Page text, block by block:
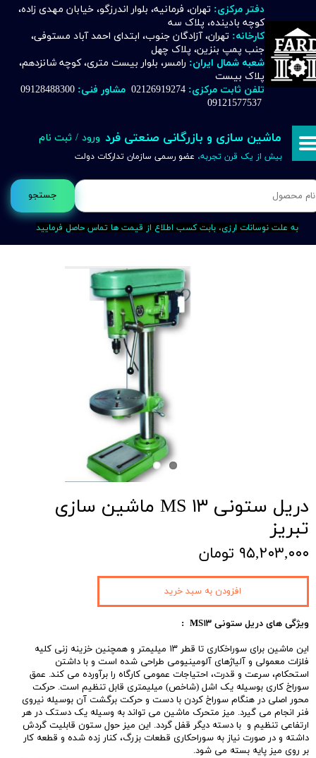
جستجو
دفتر مرکزی: تهران، فرمانیه، بلوار اندرزگو، خیابان مهدی زاده،
کوچه بادینده، پلاک سه
کارخانه: تهران، آزادگان جنوب، ابتدای احمد آباد مستوفی،
جنب پمپ بنزین، پلاک چهل
شعبه شمال ایران: رامسر، بلوار بیست متری، کوچه شانزدهم،
پلاک بیست
تلفن ثابت مرکزی: 02126919274 مشاور فنی:
09121577537
ماشین سازی و بازرگانی صنعتی فرد
بیش از یک قرن تجربه، عضو رسمی سازمان تدارکات دولت
ورود / ثبت نام
حساب کاربری من
تغییر گذر واژه
خروج از حساب کاربری
به علت نوسانات ارزی، بابت کسب اطلاع از قیمت ها تماس حاصل فرمایید
دریل ستونی MS ۱۳ ماشین سازی
تبریز
۹۵,۲۰۳,۰۰۰ تومان
ویژگی های دریل ستونی MS۱۳ :
این ماشین برای سوراخکاری تا قطر ۱۳ میلیمتر و همچنین خزینه زنی کلیه
فلزات معمولی و آلیاژهای آلومینیومی طراحی شده است و با داشتن
استحکام، سرعت و قدرت، احتیاجات عمومی کارگاه را برآورده می کند. عمق
سوراخ کاری بوسیله یک اشل (شاخص) میلیمتری قابل تنظیم است. حرکت
محور اصلی در هنگام سوراخ کردن با دست و حرکت برگشت آن بوسیله نیروی
فنر انجام می گیرد. میز متحرک ماشین می تواند به وسیله یک دستک در هر
ارتفاعی تنظیم و با دسته دیگر قفل گردد. این میز حول ستون قابلیت گردش
داشته و در صورت نیاز به سوراحکاری قطعات بزرگ، کنار زده شده و قطعه کار
بر روی میز پایه بسته می شود.
افزودن به سبد خرید